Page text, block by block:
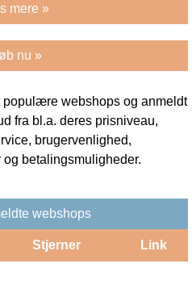
mere »
nu »
populære webshops og anmeldt
fra bl.a. deres prisniveau,
brugervenlighed,
betalingsmuligheder.
webshops
Stjerner Link